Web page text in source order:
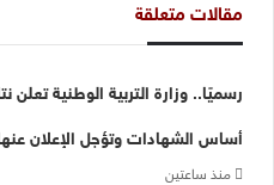
مقالات متعلقة
رسميًا.. وزارة التربية الوطنية
أساس الشهادات وتؤجل الإعلان عنها في 4
منذ ساعتين